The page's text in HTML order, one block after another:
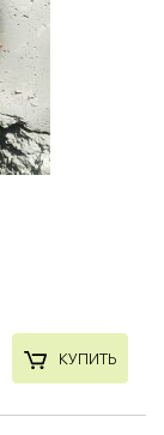
КУПИТЬ